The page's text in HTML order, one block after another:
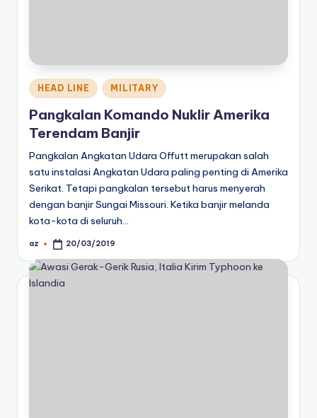
Posted
in
HEAD LINE MILITARY
Pangkalan Komando Nuklir Amerika
Terendam Banjir
Pangkalan Angkatan Udara Offutt merupakan salah
satu instalasi Angkatan Udara paling penting di Amerika
Serikat. Tetapi pangkalan tersebut harus menyerah
dengan banjir Sungai Missouri. Ketika banjir melanda
kota-kota di seluruh…
Posted
az 20/03/2019